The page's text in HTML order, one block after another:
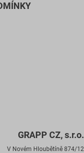
GRAPP CZ, s.r.o.
V Novém Hloubětíně 874/12